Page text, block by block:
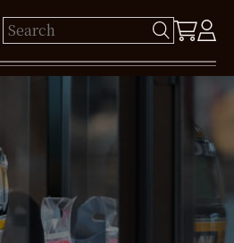
ゲスト 様
ログイン